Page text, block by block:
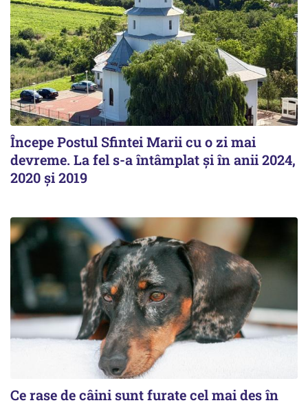
Începe Postul Sfintei Marii cu o zi mai
devreme. La fel s-a întâmplat și în anii 2024,
2020 și 2019
Ce rase de câini sunt furate cel mai des în